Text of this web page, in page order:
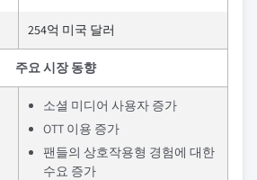
254억 미국 달러
주요 시장 동향
소셜 미디어 사용자 증가
OTT 이용 증가
팬들의 상호작용형 경험에 대한
수요 증가